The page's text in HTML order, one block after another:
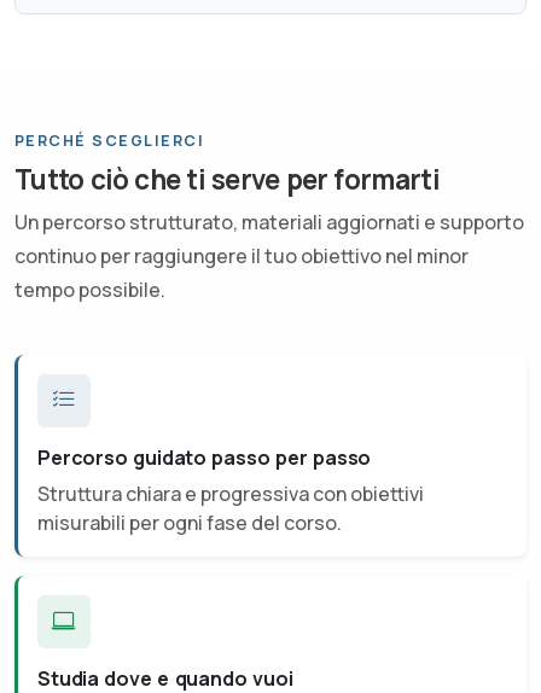
PERCHÉ SCEGLIERCI
Tutto ciò che ti serve per formarti
Un percorso strutturato, materiali aggiornati e supporto
continuo per raggiungere il tuo obiettivo nel minor
tempo possibile.
Percorso guidato passo per passo
Struttura chiara e progressiva con obiettivi
misurabili per ogni fase del corso.
Studia dove e quando vuoi